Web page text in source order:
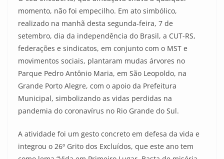
momento, não foi empecilho. Em ato simbólico,
realizado na manhã desta segunda-feira, 7 de
setembro, dia da independência do Brasil, a CUT-RS,
federações e sindicatos, em conjunto com o MST e
movimentos sociais, plantaram mudas árvores no
Parque Pedro Antônio Maria, em São Leopoldo, na
Grande Porto Alegre, com o apoio da Prefeitura
Municipal, simbolizando as vidas perdidas na
pandemia do coronavírus no Rio Grande do Sul.
A atividade foi um gesto concreto em defesa da vida e
integrou o 26º Grito dos Excluídos, que este ano tem